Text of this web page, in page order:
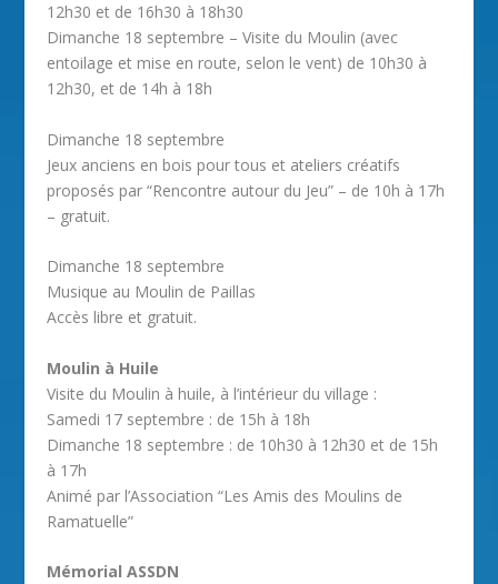
12h30 et de 16h30 à 18h30
Dimanche 18 septembre – Visite du Moulin (avec
entoilage et mise en route, selon le vent) de 10h30 à
12h30, et de 14h à 18h
Dimanche 18 septembre
Jeux anciens en bois pour tous et ateliers créatifs
proposés par “Rencontre autour du Jeu” – de 10h à 17h
– gratuit.
Dimanche 18 septembre
Musique au Moulin de Paillas
Accès libre et gratuit.
Moulin à Huile
Visite du Moulin à huile, à l’intérieur du village :
Samedi 17 septembre : de 15h à 18h
Dimanche 18 septembre : de 10h30 à 12h30 et de 15h
à 17h
Animé par l’Association “Les Amis des Moulins de
Ramatuelle”
Mémorial ASSDN